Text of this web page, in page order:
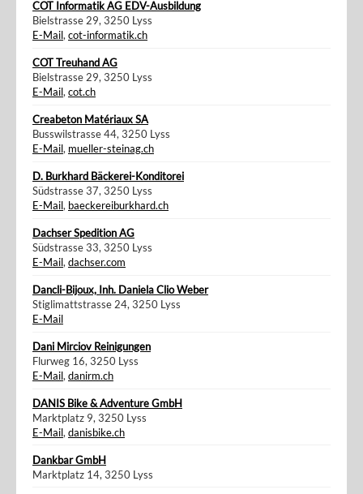
COT Informatik AG EDV-Ausbildung
Bielstrasse 29, 3250 Lyss
E-Mail,cot-informatik.ch
COT Treuhand AG
Bielstrasse 29, 3250 Lyss
E-Mail,cot.ch
Creabeton Matériaux SA
Busswilstrasse 44, 3250 Lyss
E-Mail, mueller-steinag.ch
D. Burkhard Bäckerei-Konditorei
Südstrasse 37, 3250 Lyss
E-Mail, baeckereiburkhard.ch
Dachser Spedition AG
Südstrasse 33, 3250 Lyss
E-Mail, dachser.com
Dancli-Bijoux, Inh. Daniela Clio Weber
Stiglimattstrasse 24, 3250 Lyss
E-Mail
Dani Mirciov Reinigungen
Flurweg 16, 3250 Lyss
E-Mail, danirm.ch
DANIS Bike & Adventure GmbH
Marktplatz 9, 3250 Lyss
E-Mail, danisbike.ch
Dankbar GmbH
Marktplatz 14, 3250 Lyss